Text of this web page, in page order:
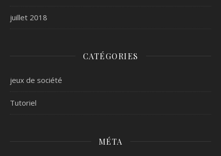
juillet 2018
CATÉGORIES
jeux de société
Tutoriel
MÉTA